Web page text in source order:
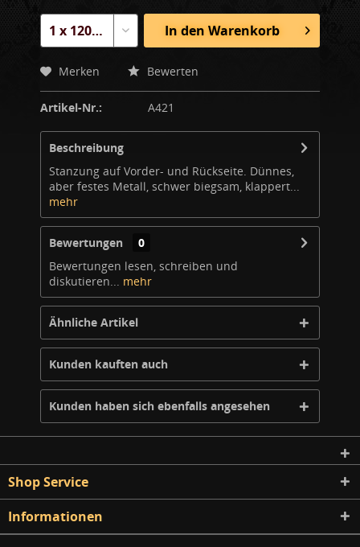
In den Warenkorb
Merken Bewerten
Artikel-Nr.: A421
Beschreibung
Stanzung auf Vorder- und Rückseite. Dünnes,
aber festes Metall, schwer biegsam, klappert...
mehr
Bewertungen
0
Bewertungen lesen, schreiben und
diskutieren... mehr
Ähnliche Artikel
Kunden kauften auch
Kunden haben sich ebenfalls angesehen
Shop Service
Informationen